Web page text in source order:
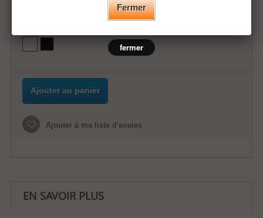
Ajouter au panier
Ajouter à ma liste d'envies
EN SAVOIR PLUS
Fermer
fermer